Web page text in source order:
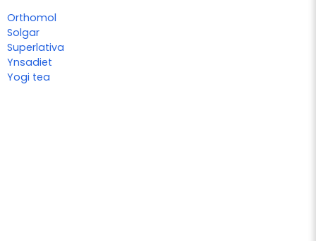
Orthomol
Solgar
Superlativa
Ynsadiet
Yogi tea